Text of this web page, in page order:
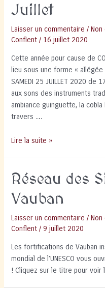
Juillet
Laisser un commentaire /Non
Conflent / 16 juillet 2020
Cette année pour cause de
lieu sous une forme «
SAMEDI 25 JUILLET 2020 de
aux sons des instruments
ambiance guinguette, la
travers …
Cobla
25
Juillet
Lire la suite »
Réseau des
Vauban
Laisser un commentaire /Non
Conflent /9 juillet 2020
Les fortifications de Vauban
mondial de l’UNESCO vous
! Cliquez sur le titre pour voir